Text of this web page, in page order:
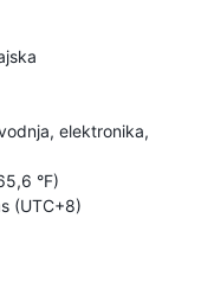
elektronika,
°F)
(UTC+8)